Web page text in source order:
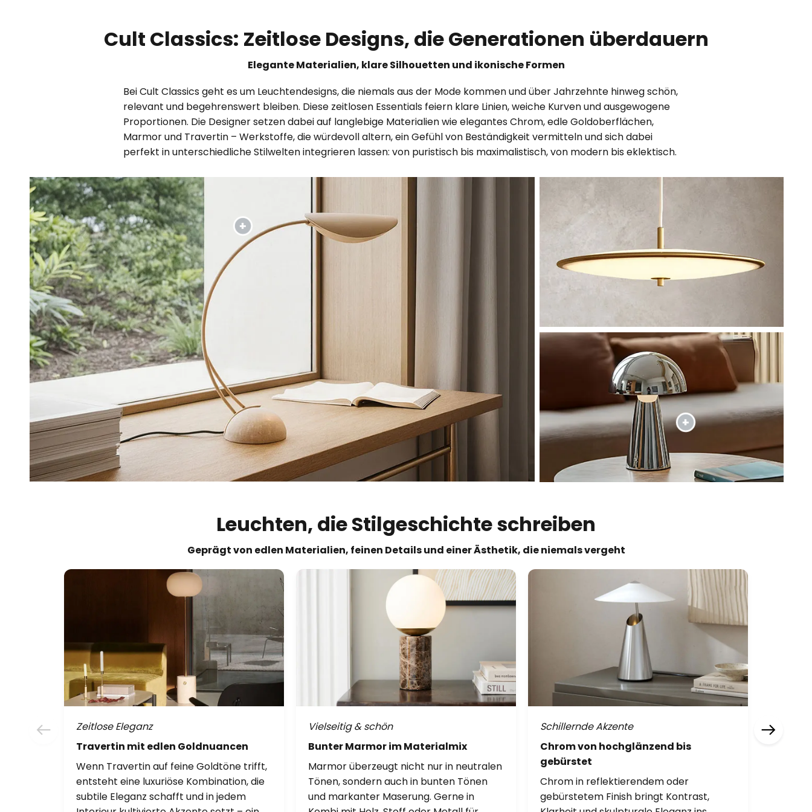
Cult Classics: Zeitlose Designs, die Generationen überdauern
Elegante Materialien, klare Silhouetten und ikonische Formen
Bei Cult Classics geht es um Leuchtendesigns, die niemals aus der Mode kommen und über Jahrzehnte hinweg schön,
relevant und begehrenswert bleiben. Diese zeitlosen Essentials feiern klare Linien, weiche Kurven und ausgewogene
Proportionen. Die Designer setzen dabei auf langlebige Materialien wie elegantes Chrom, edle Goldoberflächen,
Marmor und Travertin – Werkstoffe, die würdevoll altern, ein Gefühl von Beständigkeit vermitteln und sich dabei
perfekt in unterschiedliche Stilwelten integrieren lassen: von puristisch bis maximalistisch, von modern bis eklektisch.
Leuchten, die Stilgeschichte schreiben
Geprägt von edlen Materialien, feinen Details und einer Ästhetik, die niemals vergeht
Zeitlose Eleganz
Travertin mit edlen Goldnuancen
Wenn Travertin auf feine Goldtöne trifft,
entsteht eine luxuriöse Kombination, die
subtile Eleganz schafft und in jedem
Vielseitig & schön
Bunter Marmor im Materialmix
Marmor überzeugt nicht nur in neutralen
Tönen, sondern auch in bunten Tönen
und markanter Maserung. Gerne in
Schillernde Akzente
Chrom von hochglänzend bis
gebürstet
Chrom in reflektierendem oder
gebürstetem Finish bringt Kontrast,